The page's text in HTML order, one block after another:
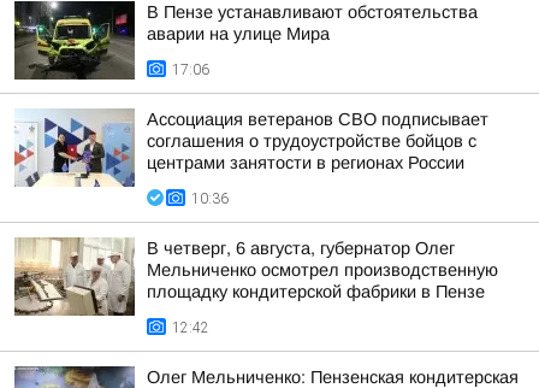
В Пензе устанавливают обстоятельства
аварии на улице Мира
17:06
Ассоциация ветеранов СВО подписывает
соглашения о трудоустройстве бойцов с
центрами занятости в регионах России
10:36
В четверг, 6 августа, губернатор Олег
Мельниченко осмотрел производственную
площадку кондитерской фабрики в Пензе
12:42
Олег Мельниченко: Пензенская кондитерская